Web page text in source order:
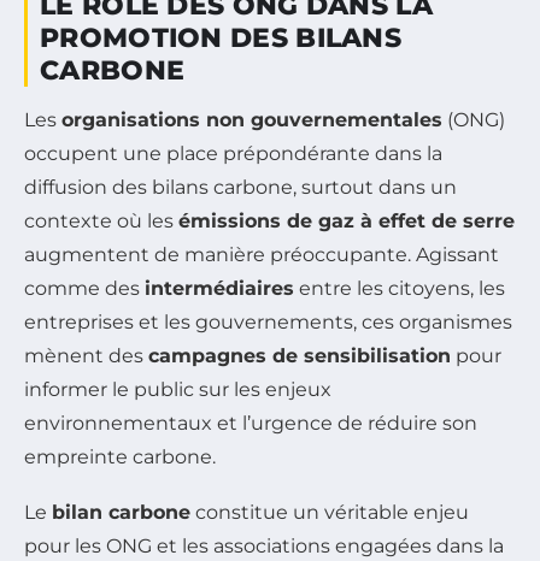
PROMOTION DES BILANS
CARBONE
Les organisations non gouvernementales (ONG)
occupent une place prépondérante dans la
diffusion des bilans carbone, surtout dans un
contexte où les émissions de gaz à effet de serre
augmentent de manière préoccupante. Agissant
comme des intermédiaires entre les citoyens, les
entreprises et les gouvernements, ces organismes
mènent des campagnes de sensibilisation pour
informer le public sur les enjeux
environnementaux et l’urgence de réduire son
empreinte carbone.
Le bilan carbone constitue un véritable enjeu
pour les ONG et les associations engagées dans la